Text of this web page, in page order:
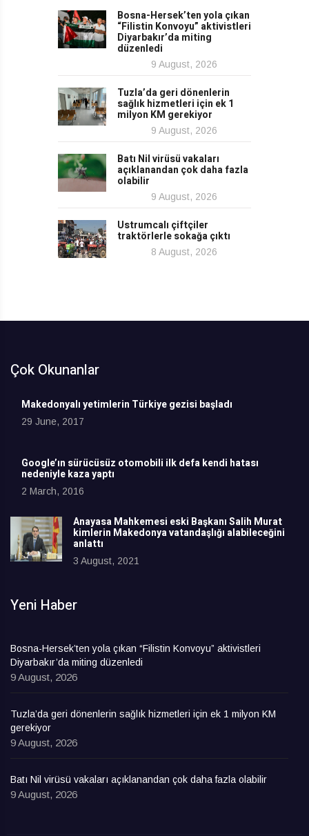
Bosna-Hersek’ten yola çıkan
“Filistin Konvoyu” aktivistleri
Diyarbakır’da miting
düzenledi
9 August, 2026
Tuzla’da geri dönenlerin
sağlık hizmetleri için ek 1
milyon KM gerekiyor
9 August, 2026
Batı Nil virüsü vakaları
açıklanandan çok daha fazla
olabilir
9 August, 2026
Ustrumcalı çiftçiler
traktörlerle sokağa çıktı
8 August, 2026
Çok Okunanlar
Makedonyalı yetimlerin Türkiye gezisi başladı
29 June, 2017
Google’ın sürücüsüz otomobili ilk defa kendi hatası
nedeniyle kaza yaptı
2 March, 2016
Anayasa Mahkemesi eski Başkanı Salih Murat
kimlerin Makedonya vatandaşlığı alabileceğini
anlattı
3 August, 2021
Yeni Haber
Bosna-Hersek’ten yola çıkan “Filistin Konvoyu” aktivistleri
Diyarbakır’da miting düzenledi
9 August, 2026
Tuzla’da geri dönenlerin sağlık hizmetleri için ek 1 milyon KM
gerekiyor
9 August, 2026
Batı Nil virüsü vakaları açıklanandan çok daha fazla olabilir
9 August, 2026